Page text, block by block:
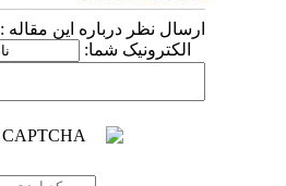
ارسال نظر درباره این مقاله
الکترونیک شما: